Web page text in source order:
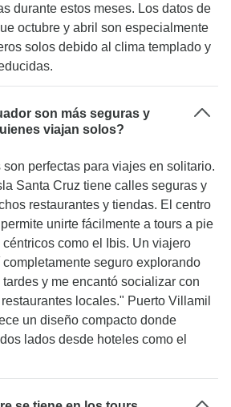
durante estos meses. Los datos de
octubre y abril son especialmente
solos debido al clima templado y
son más seguras y
viajan solos?
son perfectas para viajes en solitario.
Santa Cruz tiene calles seguras y
restaurantes y tiendas. El centro
unirte fácilmente a tours a pie
como el Ibis. Un viajero
seguro explorando
y me encantó socializar con
locales." Puerto Villamil
un diseño compacto donde
lados desde hoteles como el